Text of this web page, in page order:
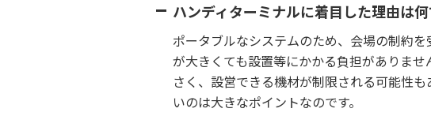
ハンディターミナルに着目した理由は
ポータブルなシステムのため、会場の制約
が大きくても設置等にかかる負担がありま
さく、設営できる機材が制限される可能性
いのは大きなポイントなのです。